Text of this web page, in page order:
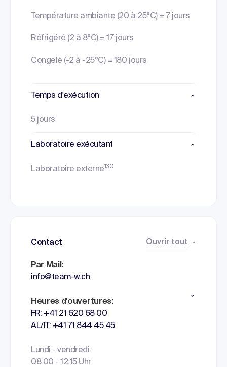
Température ambiante (20 à 25°C) = 7 jours
Réfrigéré (2 à 8°C) = 17 jours
Congelé (-2 à -25°C) = 180 jours
Temps d'exécution
5 jours
Laboratoire exécutant
Laboratoire externe130
Contact Ouvrir tout
Par Mail:
info@team-w.ch
Heures d'ouvertures:
FR: +41 21 620 68 00
AL/IT: +41 71 844 45 45
Lundi - vendredi:
08:00 - 12:15 Uhr